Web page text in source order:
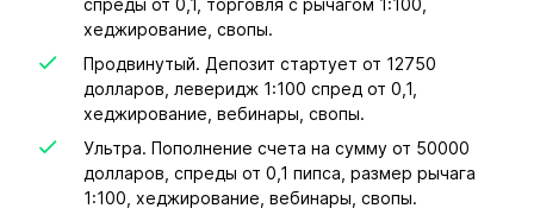
спреды от 0,1, торговля с рычагом 1:100,
хеджирование, свопы.
Продвинутый. Депозит стартует от 12750
долларов, леверидж 1:100 спред от 0,1,
хеджирование, вебинары, свопы.
Ультра. Пополнение счета на сумму от 50000
долларов, спреды от 0,1 пипса, размер рычага
1:100, хеджирование, вебинары, свопы.